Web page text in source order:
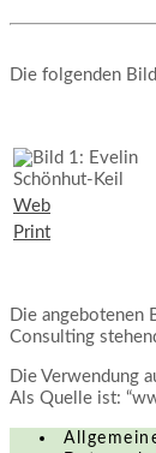
Die folgenden
Web
Print
Die angebotenen
Consulting
Die Verwendung
Als Quelle ist: